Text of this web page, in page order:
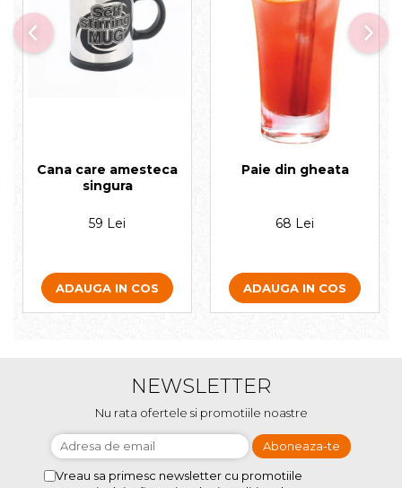
Cana care amesteca
singura
59 Lei
ADAUGA IN COS
Paie din gheata
68 Lei
ADAUGA IN COS
NEWSLETTER
Nu rata ofertele si promotiile noastre
Vreau sa primesc newsletter cu promotiile